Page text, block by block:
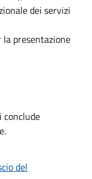
dei servizi
presentazione
conclude
del